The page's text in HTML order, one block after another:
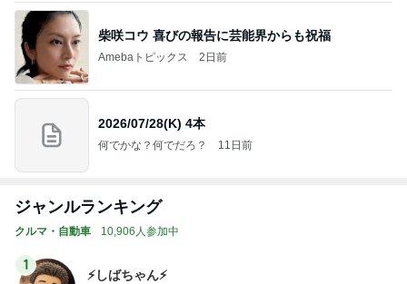
柴咲コウ 喜びの報告に芸能界からも祝福
Amebaトピックス 2日前
2026/07/28(K) 4本
何でかな？何でだろ？ 11日前
ジャンルランキング
クルマ・自動車 10,906人参加中
1
⚡️しばちゃん⚡